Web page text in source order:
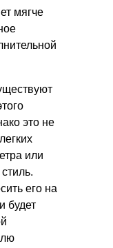
мягче
это не
или
его на
будет